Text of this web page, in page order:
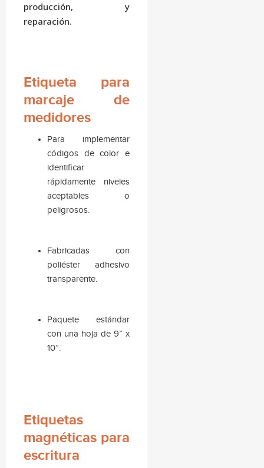
producción, y
reparación.
Etiqueta para
marcaje de
medidores
Para implementar
códigos de color e
identificar
rápidamente niveles
aceptables o
peligrosos.
Fabricadas con
poliéster adhesivo
transparente.
Paquete estándar
con una hoja de 9” x
10”.
Etiquetas
magnéticas para
escritura